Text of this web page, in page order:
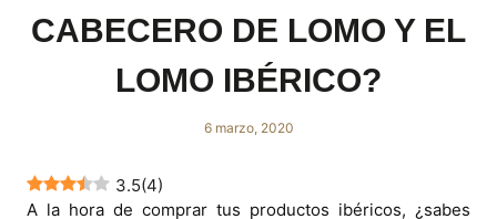
CABECERO DE LOMO Y EL
LOMO IBÉRICO?
6 marzo, 2020
3.5(4)
A la hora de comprar tus productos ibéricos, ¿sabes